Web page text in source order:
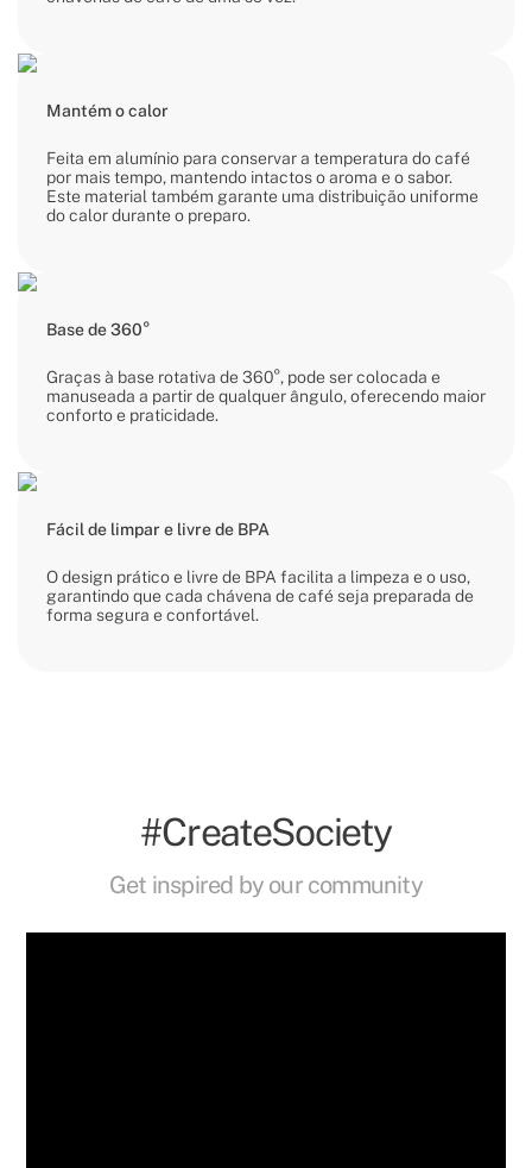
Mantém o calor
Feita em alumínio para conservar a temperatura do café
por mais tempo, mantendo intactos o aroma e o sabor.
Este material também garante uma distribuição uniforme
do calor durante o preparo.
Base de 360°
Graças à base rotativa de 360°, pode ser colocada e
manuseada a partir de qualquer ângulo, oferecendo maior
conforto e praticidade.
Fácil de limpar e livre de BPA
O design prático e livre de BPA facilita a limpeza e o uso,
garantindo que cada chávena de café seja preparada de
forma segura e confortável.
#CreateSociety
Get inspired by our community